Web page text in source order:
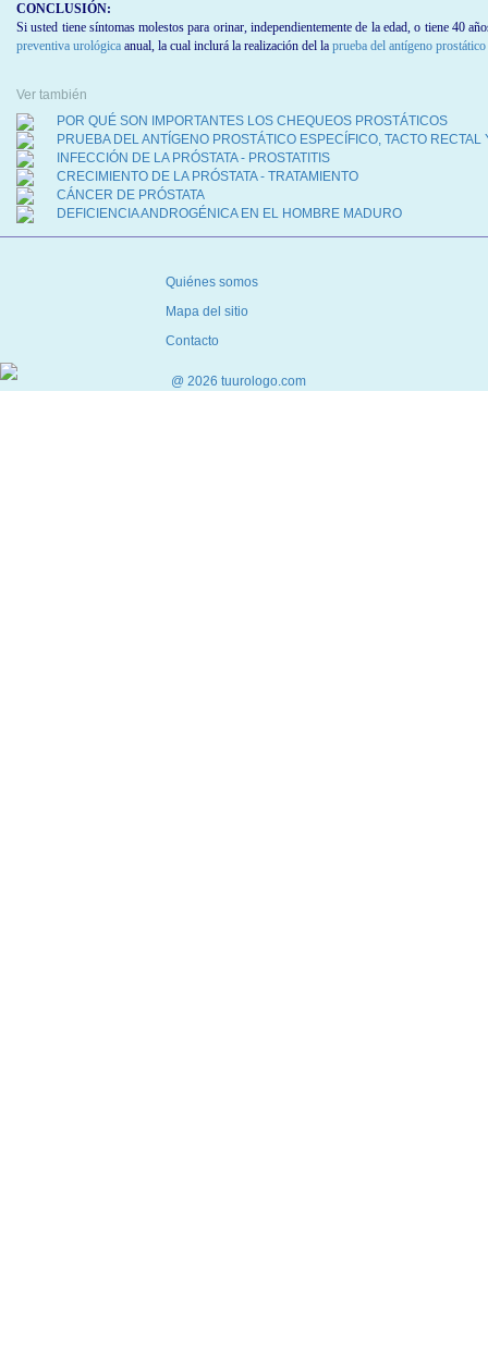
La tercera entidad médica la constituye la
prostatitis
, inflamación de la glándula que
veces incapacitante para el paciente. Esta es una entidad no relacionada con cáncer.
CONCLUSIÓN:
preventiva urológica
Ver también
POR QUÉ SON IMPORTANTES LOS CHEQUEOS PROSTÁTICOS
PRUEBA DEL ANTÍGENO PROSTÁTICO ESPECÍFICO, TACTO RECTAL
INFECCIÓN DE LA PRÓSTATA - PROSTATITIS
CÁNCER DE PRÓSTATA
Contacto